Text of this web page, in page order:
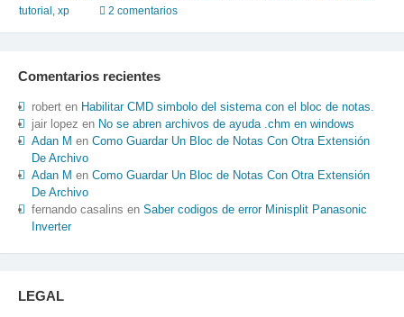
simbolo
del
o
cualquier
otro
lenguaje
de
programacion.
tutorial , xp 2 comentarios
Comentarios recientes
roberten Habilitar CMD simbolo del sistema con el bloc de notas.
jair lopez en No se abren archivos de ayuda .chm en windows
Adan M en Como Guardar Un Bloc de Notas Con Otra Extensión
De Archivo
Adan M en Como Guardar Un Bloc de Notas Con Otra Extensión
De Archivo
fernando casalins en Saber codigos de error Minisplit Panasonic
Inverter
LEGAL